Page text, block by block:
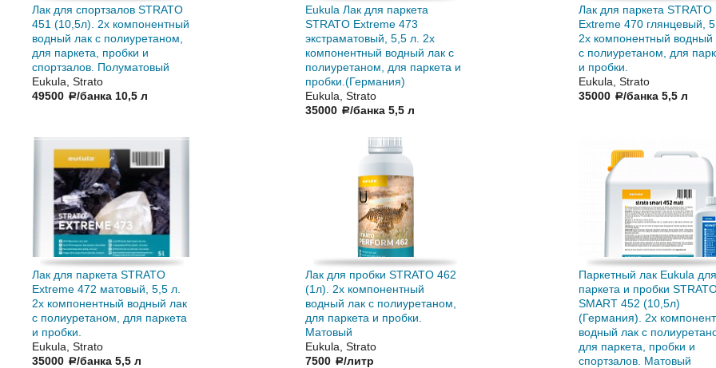
Лак для спортзалов STRATO
451 (10,5л). 2х компонентный
водный лак с полиуретаном,
для паркета, пробки и
спортзалов. Полуматовый
Eukula, Strato
49500 a/банка 10,5 л
Eukula Лак для паркета
STRATO Extreme 473
экстраматовый, 5,5 л. 2х
компонентный водный лак с
полиуретаном, для паркета и
пробки.(Германия)
Eukula, Strato
35000 a/банка 5,5 л
Лак для паркета STRATO
Extreme 470 глянцевый,
2х компонентный водный
с полиуретаном, для
и пробки.
Eukula, Strato
35000 a/банка 5,5 л
Лак для паркета STRATO
Extreme 472 матовый, 5,5 л.
2х компонентный водный лак
с полиуретаном, для паркета
и пробки.
Eukula, Strato
35000 a/банка 5,5 л
Лак для пробки STRATO 462
(1л). 2х компонентный
водный лак с полиуретаном,
для паркета и пробки.
Матовый
Eukula, Strato
7500 a/литр
Паркетный лак Eukula для
паркета и пробки
SMART 452 (10,5л)
(Германия). 2х
водный лак с
для паркета, пробки и
спортзалов. Матовый